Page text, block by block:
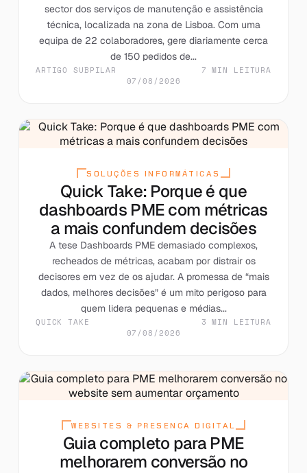
sector dos serviços de manutenção e assistência
técnica, localizada na zona de Lisboa. Com uma
equipa de 22 colaboradores, gere diariamente cerca
de 150 pedidos de...
ARTIGO SUBPILAR
7 MIN LEITURA
07/08/2026
SOLUÇÕES INFORMÁTICAS
Quick Take: Porque é que
dashboards PME com métricas
a mais confundem decisões
A tese Dashboards PME demasiado complexos,
recheados de métricas, acabam por distrair os
decisores em vez de os ajudar. A promessa de “mais
dados, melhores decisões” é um mito perigoso para
quem lidera pequenas e médias...
QUICK TAKE
3 MIN LEITURA
07/08/2026
WEBSITES & PRESENCA DIGITAL
Guia completo para PME
melhorarem conversão no